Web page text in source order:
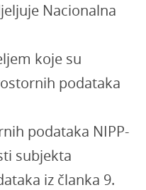
Nacionalna
koje su
podataka
podataka NIPP-
subjekta
iz članka 9.